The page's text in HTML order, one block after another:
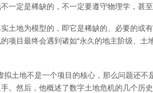
一定是稀缺的，不一定要遵守物理学，甚
土地为模型的，即它是稀缺的、必要的或
目最终会遇到诸如“永久的地主阶级、土
拟土地不是一个项目的核心，那么问题还不
。然后，他概述了数字土地危机的几个历史